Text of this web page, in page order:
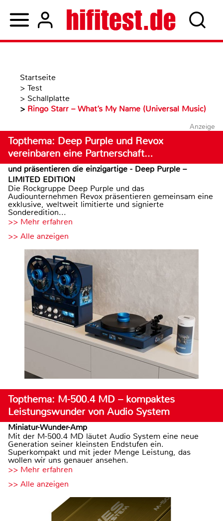
Startseite
> Test
> Schallplatte
> Ringo Starr – What’s My Name (Universal Music)
Anzeige
Topthema: Deep Purple und Revox
vereinbaren eine Partnerschaft…
und präsentieren die einzigartige - Deep Purple –
LIMITED EDITION
Die Rockgruppe Deep Purple und das
Audiounternehmen Revox präsentieren gemeinsam eine
exklusive, weltweit limitierte und signierte
Sonderedition...
>> Mehr erfahren
>> Alle anzeigen
Topthema: M-500.4 MD – kompaktes
Leistungswunder von Audio System
Miniatur-Wunder-Amp
Mit der M-500.4 MD läutet Audio System eine neue
Generation seiner kleinsten Endstufen ein.
Superkompakt und mit jeder Menge Leistung, das
wollen wir uns genauer ansehen.
>> Mehr erfahren
>> Alle anzeigen